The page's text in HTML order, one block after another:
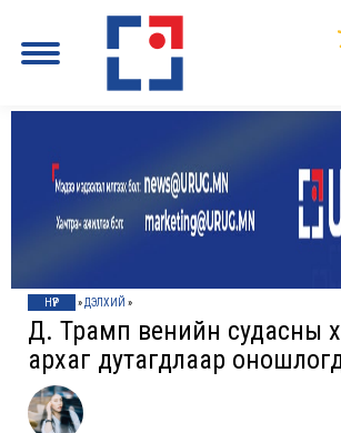
НҮҮР »ДЭЛХИЙ »
Д. Трамп венийн судасны
архаг дутагдлаар